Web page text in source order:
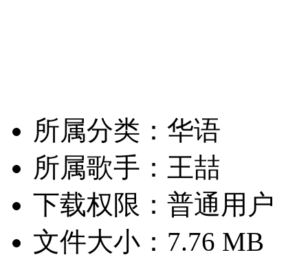
所属分类：华语
所属歌手：王喆
下载权限：普通用户
文件大小：7.76 MB